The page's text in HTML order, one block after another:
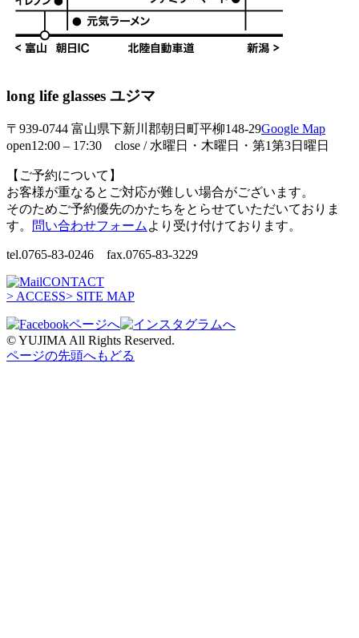
long life glasses ユジマ
〒939-0744 富山県下新川郡朝日町平柳148-29Google Map
open12:00 – 17:30 close / 水曜日・木曜日・第1第3日曜日
【ご予約について】
お客様が重なるとご対応が難しい場合がございます。
そのためご予約優先のかたちをとらせていただいておりま
す。
問い合わせフォーム より受け付けております。
tel.0765-83-0246 fax.0765-83-3229
CONTACT
> ACCESS> SITE MAP
© YUJIMA All Rights Reserved.
ページの先頭へもどる